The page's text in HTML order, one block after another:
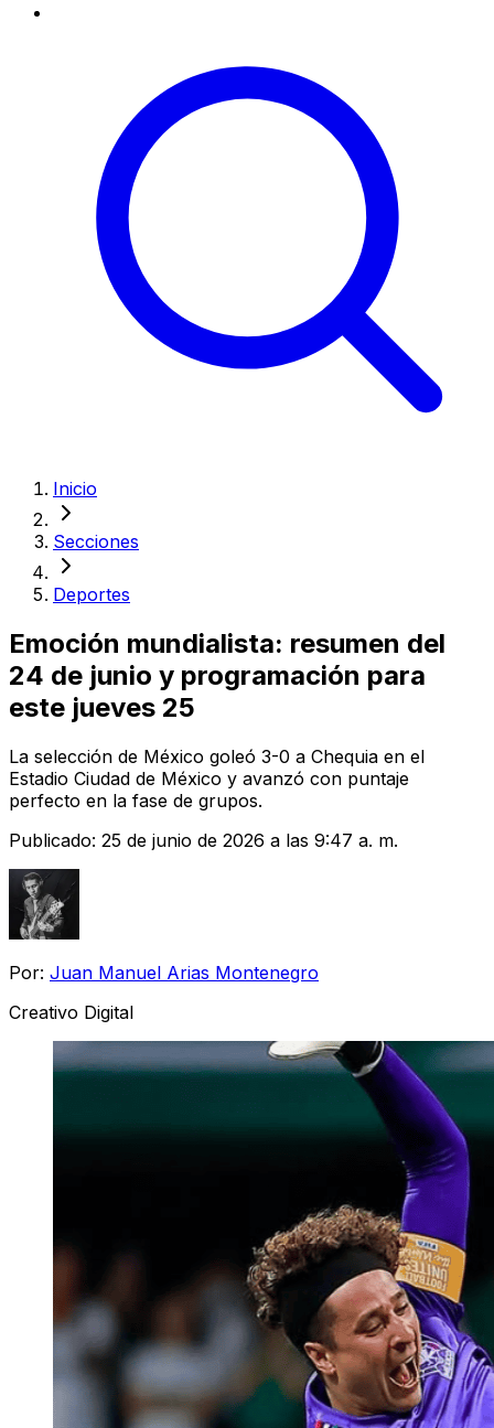
Inicio
Secciones
Deportes
Emoción mundialista: resumen del
24 de junio y programación para
este jueves 25
La selección de México goleó 3-0 a Chequia en el
Estadio Ciudad de México y avanzó con puntaje
perfecto en la fase de grupos.
Publicado: 25 de junio de 2026 a las 9:47 a. m.
Por: Juan Manuel Arias Montenegro
Creativo Digital